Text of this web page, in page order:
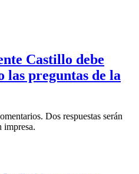
Castillo debe
las preguntas de la
Dos respuestas serán
impresa.